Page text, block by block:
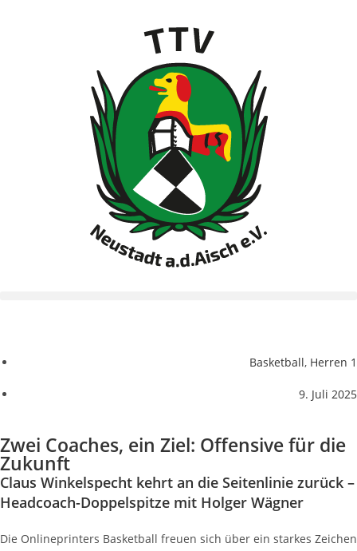
Basketball, Herren 1
9. Juli 2025
Zwei Coa­ches, ein Ziel: Offen­si­ve für die
Zukunft
Claus Win­kel­specht kehrt an die Sei­ten­li­nie zurück –
Head­coach-Dop­pel­spit­ze mit Hol­ger Wägner
Die Online­prin­ters Bas­ket­ball freu­en sich über ein star­kes Zei­chen